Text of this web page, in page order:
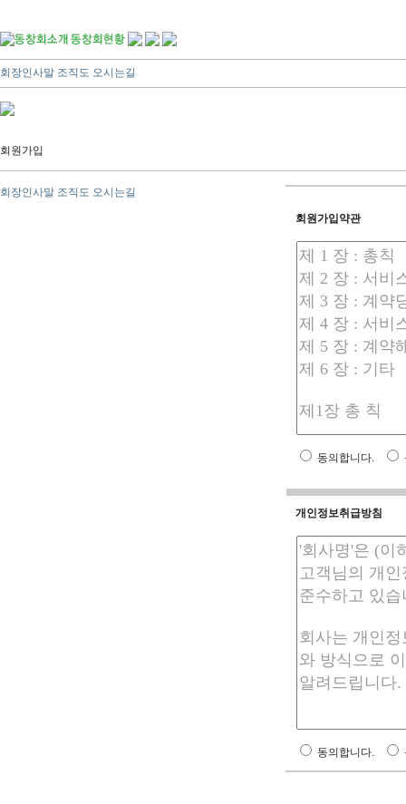
회장인사말 조직도 오시는길
회원가입
회장인사말 조직도 오시는길
회원가입약관
동의합니다.
개인정보취급방침
동의합니다.